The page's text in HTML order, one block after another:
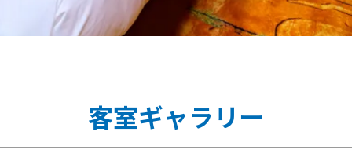
客室ギャラリー